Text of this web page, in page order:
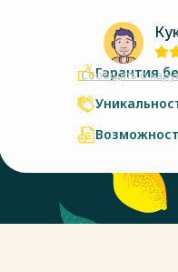
Сообщить о
Гарантия